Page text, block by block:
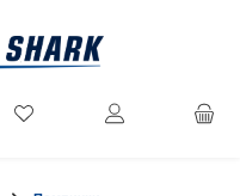
Имате 0 артикули от